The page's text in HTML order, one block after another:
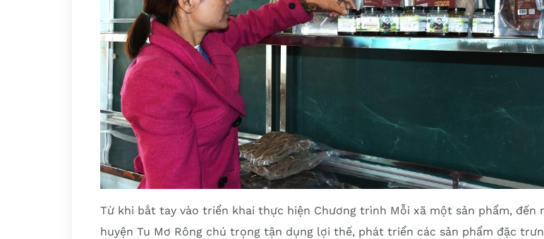
Từ khi bắt tay vào triển khai thực hiện Chương trình Mỗi xã một sản phẩm, đến
huyện Tu Mơ Rông chú trọng tận dụng lợi thế, phát triển các sản phẩm đặc